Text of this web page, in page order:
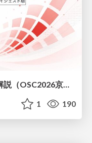
1 190